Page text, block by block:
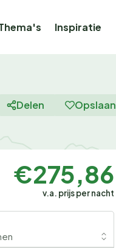
Inspiratie
Delen Opslaan
€275,86
v.a. prijs per nacht